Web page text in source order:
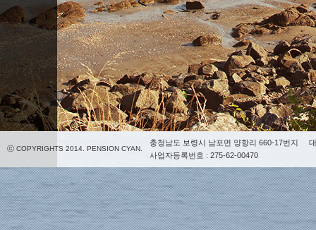
ⓒ COPYRIGHTS 2014. PENSION CYAN.
충청남도 보령시 남포면 양항리 660-17번지
사업자등록번호 : 275-62-00470